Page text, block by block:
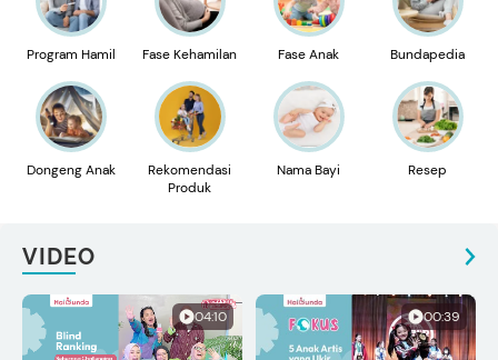
Program Hamil Fase Kehamilan Fase Anak Bundapedia
Dongeng Anak
Rekomendasi
Produk
Nama Bayi Resep
VIDEO
04:10 00:39